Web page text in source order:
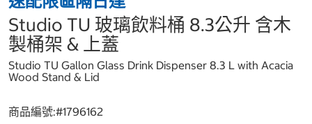
Studio TU 玻璃飲料桶 8.3公升 含木
製桶架 & 上蓋
Studio TU Gallon Glass Drink Dispenser 8.3 L with Acacia
Wood Stand & Lid
商品編號:#1796162